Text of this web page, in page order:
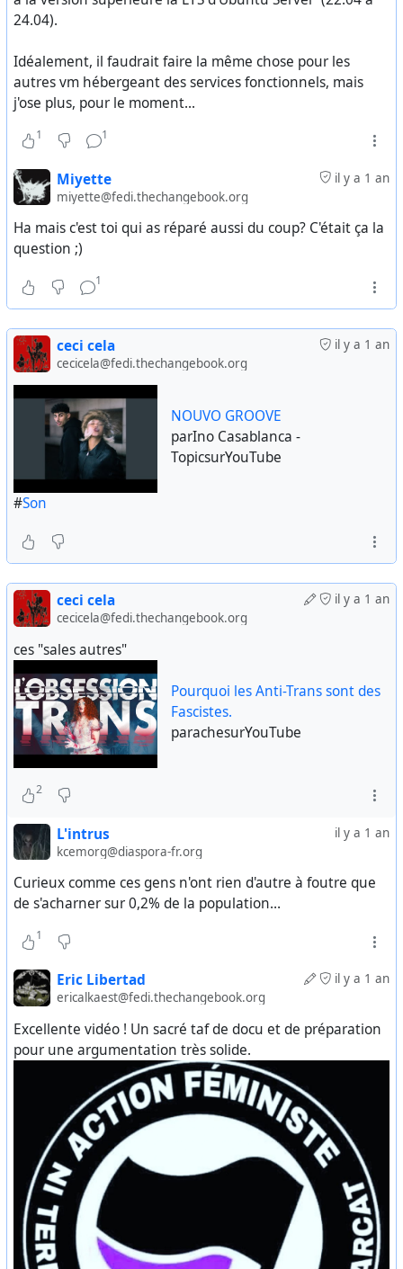
24.04).
Idéalement, il faudrait faire la même chose pour les
autres vm hébergeant des services fonctionnels, mais
j'ose plus, pour le moment...
1 1
il y a 1 an
Miyette
miyette@fedi.thechangebook.org
Ha mais c'est toi qui as réparé aussi du coup? C'était ça la
question ;)
1
il y a 1 an
ceci cela
cecicela@fedi.thechangebook.org
NOUVO GROOVE
parIno Casablanca -
TopicsurYouTube
#Son
il y a 1 an
ceci cela
cecicela@fedi.thechangebook.org
ces "sales autres"
Pourquoi les Anti-Trans sont des
Fascistes.
parachesurYouTube
2
il y a 1 an
L'intrus
kcemorg@diaspora-fr.org
Curieux comme ces gens n'ont rien d'autre à foutre que
de s'acharner sur 0,2% de la population…
1
il y a 1 an
Eric Libertad
ericalkaest@fedi.thechangebook.org
Excellente vidéo ! Un sacré taf de docu et de préparation
pour une argumentation très solide.